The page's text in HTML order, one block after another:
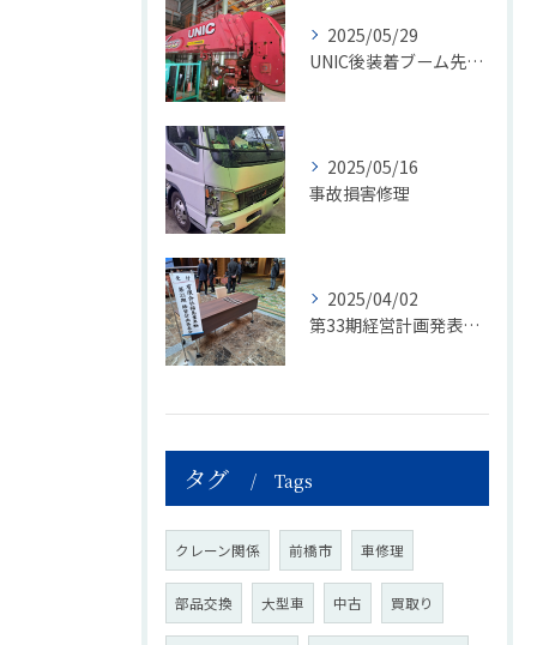
2025/05/29
UNIC後装着ブーム先端作業灯取付工事
2025/05/16
事故損害修理
2025/04/02
第33期経営計画発表会開催
タグ Tags
クレーン関係 前橋市 車修理
部品交換 大型車 中古 買取り